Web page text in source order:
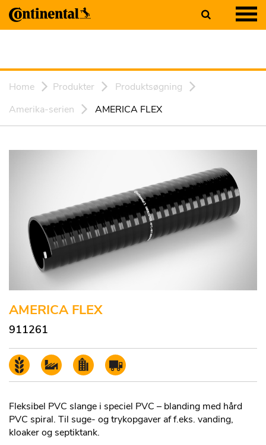
Home Produkter
Produktsøgning
Amerika-serien
AMERICA FLEX
AMERICA FLEX
911261
Fleksibel PVC slange i speciel PVC – blanding med hård
PVC spiral. Til suge- og trykopgaver af f.eks. vanding,
kloaker og septiktank.